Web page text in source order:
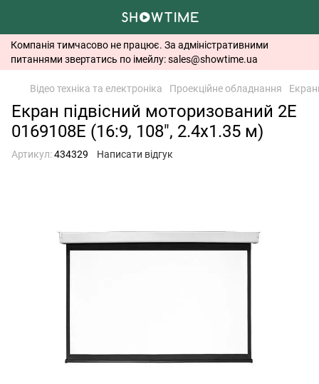
Компанія тимчасово не працює. За адміністративними
питаннями звертатись по імейлу: sales@showtime.ua
Відео техніка та електроніка Проекційне обладнання
Екран підвісний моторизований 2E
0169108E (16:9, 108", 2.4x1.35 м)
Артикул:434329 Написати відгук